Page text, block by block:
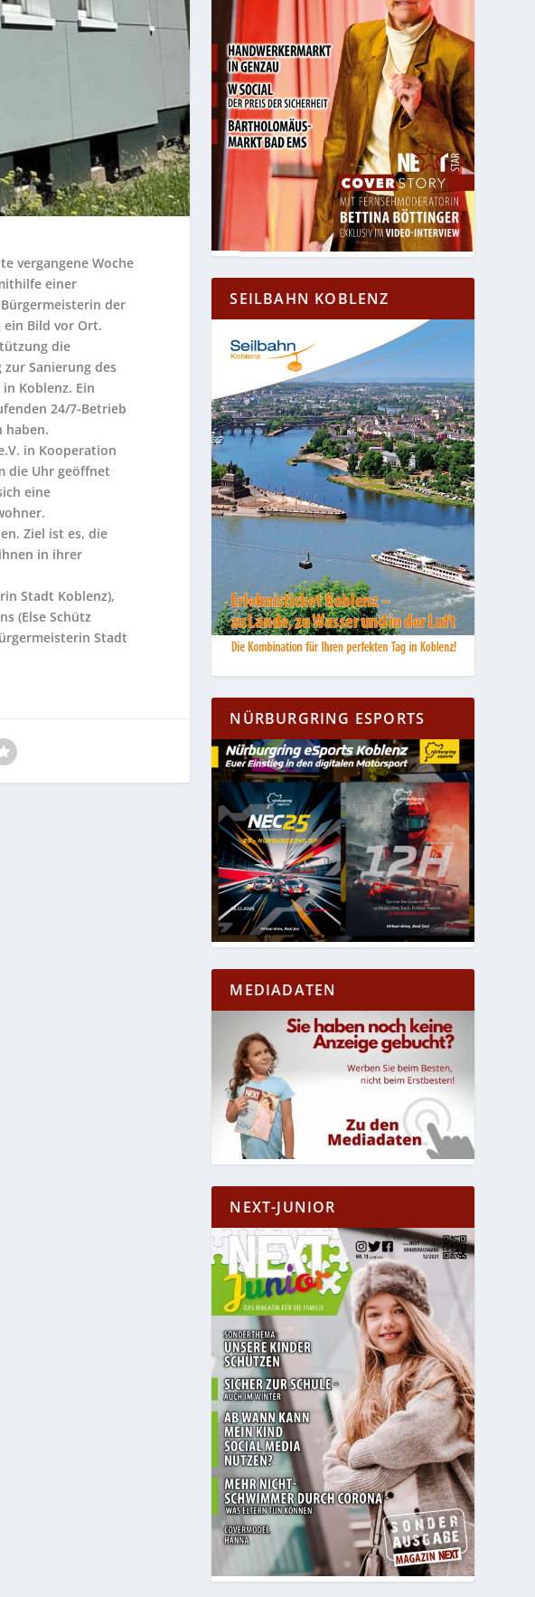
vergangene Woche
einer
der
Bild vor Ort.
die
Sanierung des
Koblenz. Ein
24/7-Betrieb
haben.
in Kooperation
die Uhr geöffnet
eine
Ziel ist es, die
in ihrer
Stadt Koblenz),
(Else Schütz
Stadt
SEILBAHN KOBLENZ
NÜRBURGRING ESPORTS
MEDIADATEN
NEXT-JUNIOR